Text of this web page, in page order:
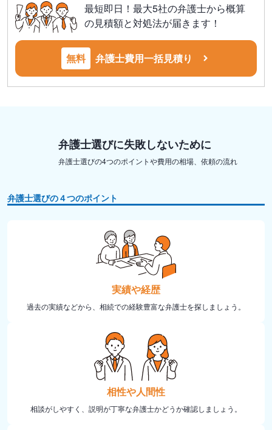
最短即日！最大5社の弁護士から概算
の見積額と対処法が届きます！
無料 弁護士費用一括見積り
弁護士選びに失敗しないために
弁護士選びの4つのポイントや費用の相場、依頼の流れ
弁護士選びの４つのポイント
実績や経歴
過去の実績などから、相続での経験豊富な弁護士を探しましょう。
相性や人間性
相談がしやすく、説明が丁寧な弁護士かどうか確認しましょう。